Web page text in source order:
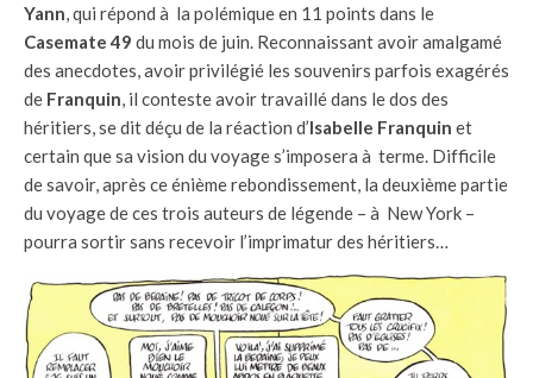
Yann, qui répond à la polémique en 11 points dans le
Casemate 49 du mois de juin. Reconnaissant avoir amalgamé
des anecdotes, avoir privilégié les souvenirs parfois exagérés
de Franquin, il conteste avoir travaillé dans le dos des
héritiers, se dit déçu de la réaction d’Isabelle Franquin et
certain que sa vision du voyage s’imposera à terme. Difficile
de savoir, après ce énième rebondissement, la deuxième partie
du voyage de ces trois auteurs de légende – à New York –
pourra sortir sans recevoir l’imprimatur des héritiers…